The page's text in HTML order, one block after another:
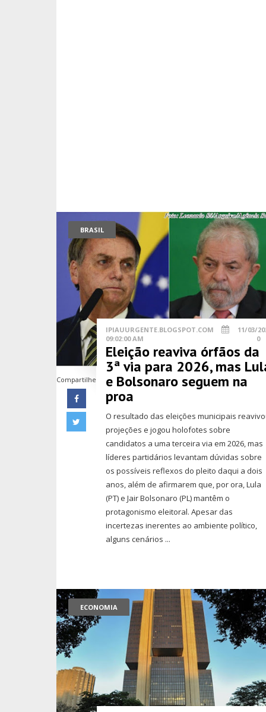
BRASIL
Compartilhe
IPIAUURGENTE.BLOGSPOT.COM
11/03/
09:02:00 AM
0
Eleição reaviva órfãos da
3ª via para 2026, mas
e Bolsonaro seguem na
proa
O resultado das eleições municipais
projeções e jogou holofotes sobre
candidatos a uma terceira via em 2026, mas
líderes partidários levantam dúvidas sobre
os possíveis reflexos do pleito daqui a dois
anos, além de afirmarem que, por ora, Lula
(PT) e Jair Bolsonaro (PL) mantêm o
protagonismo eleitoral. Apesar das
incertezas inerentes ao ambiente político,
alguns cenários ...
ECONOMIA